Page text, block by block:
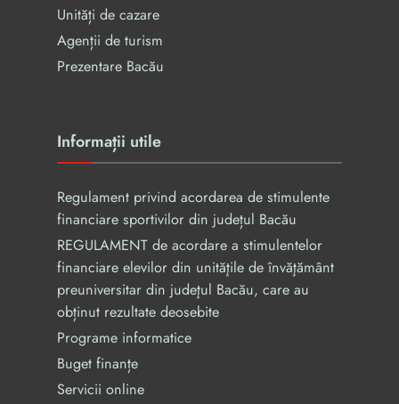
Unități de cazare
Agenții de turism
Prezentare Bacău
Informații utile
Regulament privind acordarea de stimulente
financiare sportivilor din județul Bacău
REGULAMENT de acordare a stimulentelor
financiare elevilor din unităţile de învăţământ
preuniversitar din judeţul Bacău, care au
obținut rezultate deosebite
Programe informatice
Buget finanțe
Servicii online